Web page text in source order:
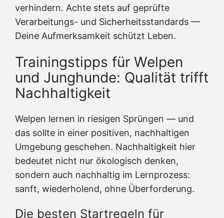
verhindern. Achte stets auf geprüfte
Verarbeitungs- und Sicherheitsstandards —
Deine Aufmerksamkeit schützt Leben.
Trainingstipps für Welpen
und Junghunde: Qualität trifft
Nachhaltigkeit
Welpen lernen in riesigen Sprüngen — und
das sollte in einer positiven, nachhaltigen
Umgebung geschehen. Nachhaltigkeit hier
bedeutet nicht nur ökologisch denken,
sondern auch nachhaltig im Lernprozess:
sanft, wiederholend, ohne Überforderung.
Die besten Startregeln für